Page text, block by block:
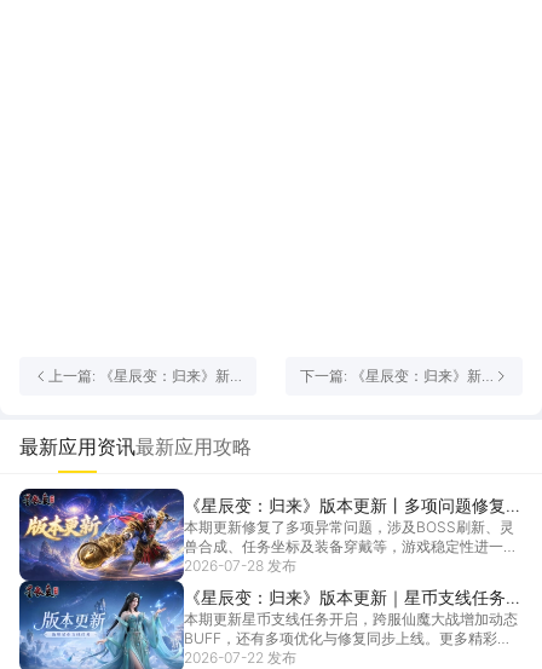
上一篇: 《星辰变：归来》新
下一篇: 《星辰变：归来》新
最新应用资讯最新应用攻略
《星辰变：归来》版本更新丨多项问题修复，
游戏体验升级
本期更新修复了多项异常问题，涉及BOSS刷新、灵
兽合成、任务坐标及装备穿戴等，游戏稳定性进一步
提升。... [详情]
2026-07-28 发布
《星辰变：归来》版本更新｜星币支线任务上
线，跨服仙魔大战新增平衡BUFF
本期更新星币支线任务开启，跨服仙魔大战增加动态
BUFF，还有多项优化与修复同步上线。更多精彩内
容快来... [详情]
2026-07-22 发布